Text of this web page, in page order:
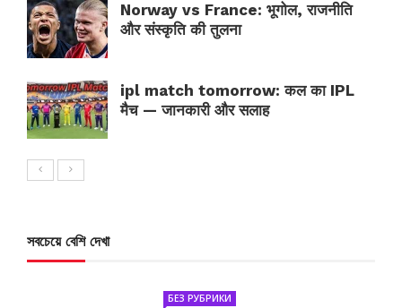
Norway vs France: भूगोल, राजनीति
और संस्कृति की तुलना
ipl match tomorrow: कल का IPL
मैच — जानकारी और सलाह
সবচেয়ে বেশি দেখা
БЕЗ РУБРИКИ